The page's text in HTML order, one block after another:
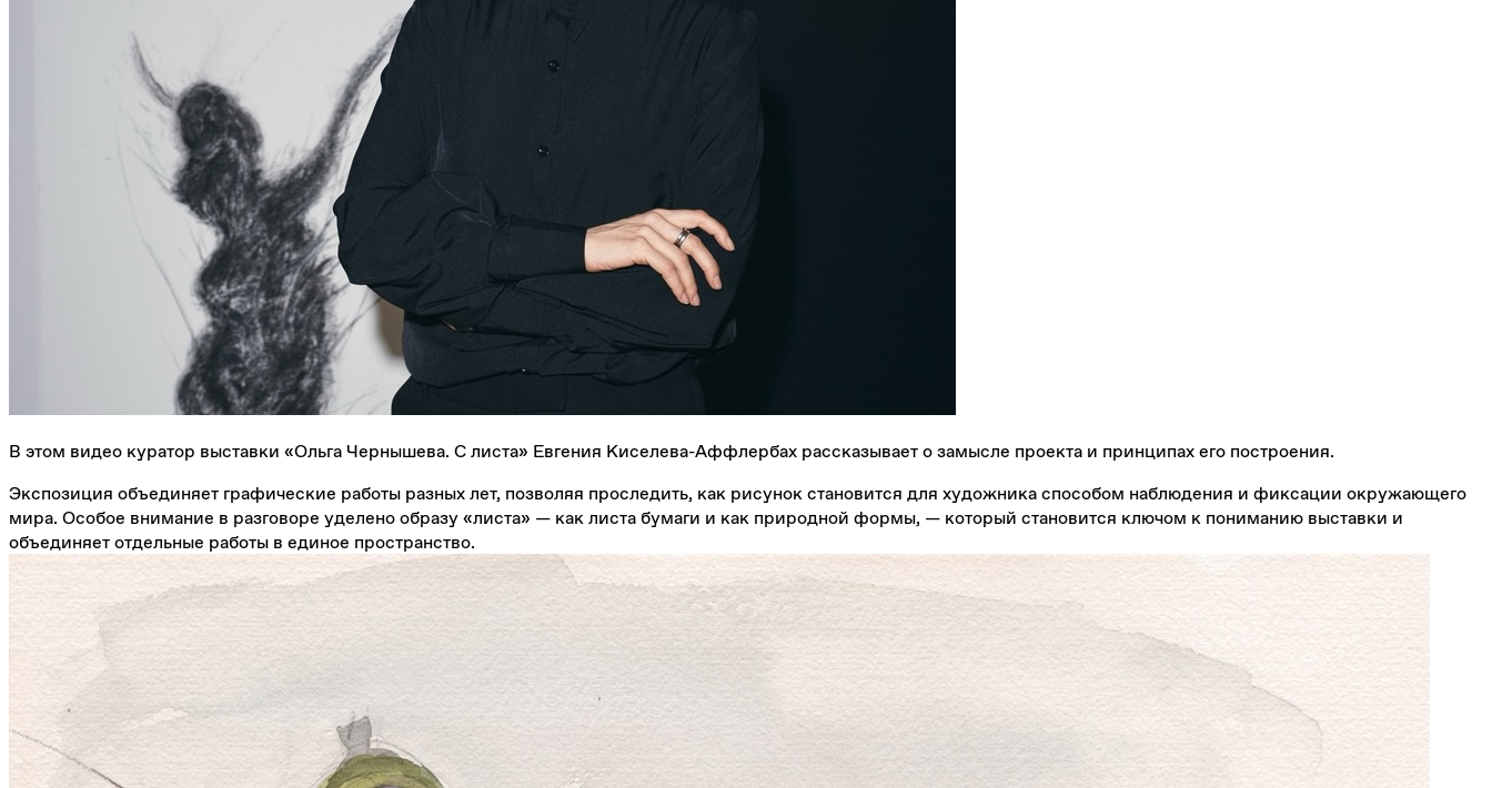
В этом видео куратор выставки «Ольга Чернышева. С листа» Евгения Киселева-Аффлербах рассказывает о замысле проекта и принципах его построения.
Экспозиция объединяет графические работы разных лет, позволяя проследить, как рисунок становится для художника способом наблюдения и фиксации окружающего
мира. Особое внимание в разговоре уделено образу «листа» — как листа бумаги и как природной формы, — который становится ключом к пониманию выставки и
объединяет отдельные работы в единое пространство.